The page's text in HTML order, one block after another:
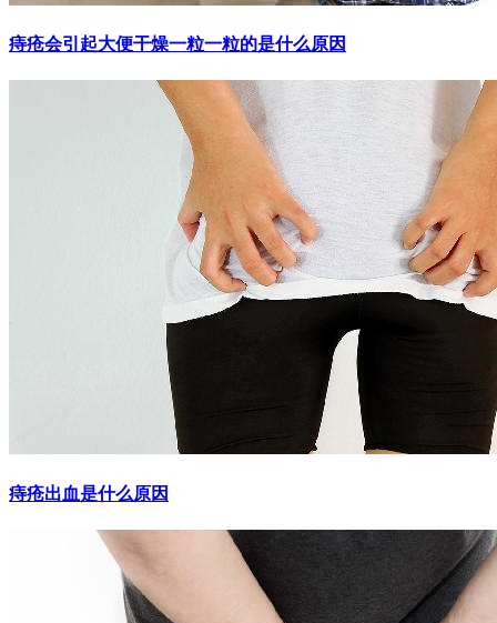
痔疮会引起大便干燥一粒一粒的是什么原因
痔疮出血是什么原因